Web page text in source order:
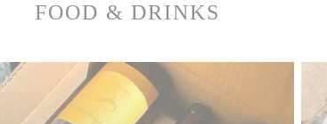
FOOD & DRINKS